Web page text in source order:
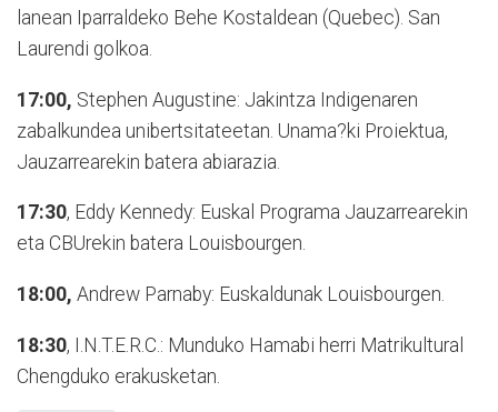
la­nean Iparraldeko Behe Kostal­de­an (Quebec). San
Laurendi golkoa.
17:00, Stephen Augustine: Ja­kin­tza Indigenaren
zabalkundea uni­­bertsitateetan. Unama?ki Pro­iektua,
Jauzarrearekin batera abiarazia.
17:30, Eddy Kennedy: Euskal Programa Jauzarrearekin
eta CBUrekin batera Louisbourgen.
18:00, Andrew Parnaby: Euskaldunak Louisbourgen.
18:30, I.N.T.E.R.C.: Munduko Hamabi herri Matrikultural
Chengduko erakusketan.